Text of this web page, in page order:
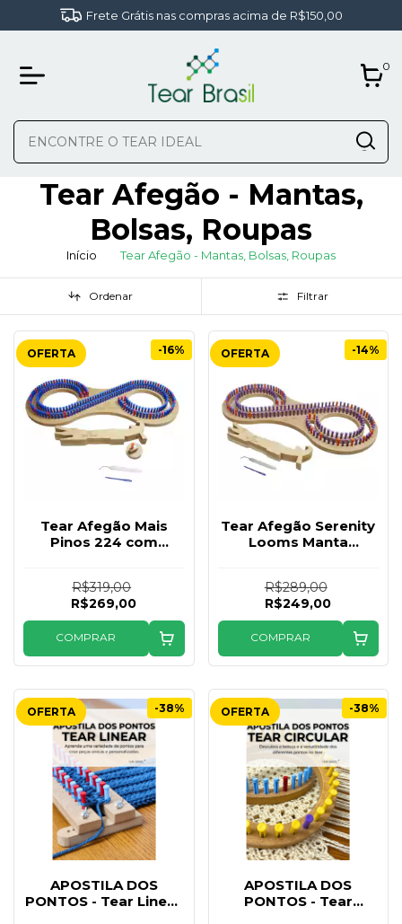
Frete Grátis nas compras acima de R$150,00
0
Tear Afegão - Mantas,
Bolsas, Roupas
Início Tear Afegão - Mantas, Bolsas, Roupas
Ordenar Filtrar
Tear Afegão Mais
Pinos 224 com
R$319,00
R$269,00
COMPRAR
-16%
Tear Afegão Serenity
Looms Manta
R$289,00
R$249,00
COMPRAR
-14%
APOSTILA DOS
PONTOS - Tear Linear
-38%
APOSTILA DOS
PONTOS - Tear
-38%